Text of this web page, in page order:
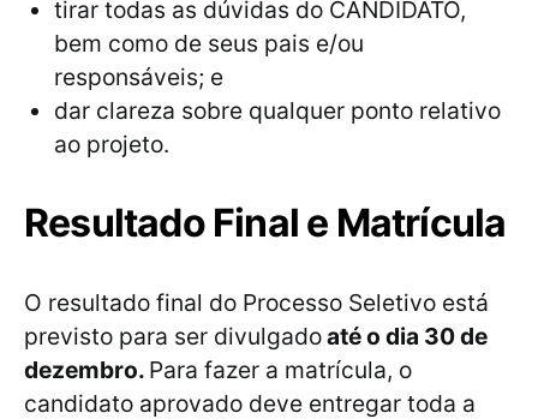
tirar todas as dúvidas do CANDIDATO,
bem como de seus pais e/ou
responsáveis; e
dar clareza sobre qualquer ponto relativo
ao projeto.
Resultado Final e Matrícula
O resultado final do Processo Seletivo está
previsto para ser divulgadoaté o dia 30 de
dezembro. Para fazer a matrícula, o
candidato aprovado deve entregar toda a